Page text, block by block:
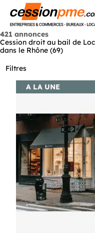
421 annonces
Cession droit au bail de
dans le Rhône (69)
Filtres
A LA UNE